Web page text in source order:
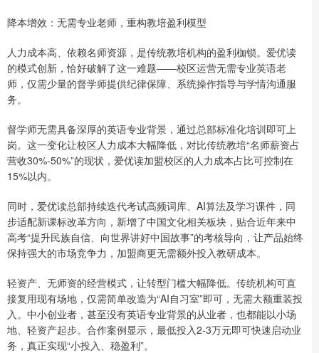
降本增效：无需专业老师，重构教培盈利模型
人力成本高、依赖名师资源，是传统教培机构的盈利枷锁。爱优读
的模式创新，恰好破解了这一难题——校区运营无需专业英语老
师，仅需少量的督学师提供纪律保障、系统操作指导与学情沟通服
务。
督学师无需具备深厚的英语专业背景，通过总部标准化培训即可上
岗。这一变化让校区人力成本大幅降低，对比传统教培“名师薪资占
营收30%-50%”的现状，爱优读加盟校区的人力成本占比可控制在
15%以内。
同时，爱优读总部持续迭代考试高频词库、AI算法及学习课件，同
步适配新课标改革方向，新增了中国文化相关板块，贴合近年来中
高考“提升民族自信、向世界讲好中国故事”的考核导向，让产品始终
保持强大的市场竞争力，加盟商更无需额外投入教研成本。
轻资产、无师资的经营模式，让转型门槛大幅降低。传统机构可直
接复用现有场地，仅需简单改造为“AI自习室”即可，无需大额重装投
入。中小创业者，甚至没有英语专业背景的从业者，也都能以小场
地、轻资产起步。合作案例显示，最低投入2-3万元即可快速启动业
务，真正实现“小投入、稳盈利”。